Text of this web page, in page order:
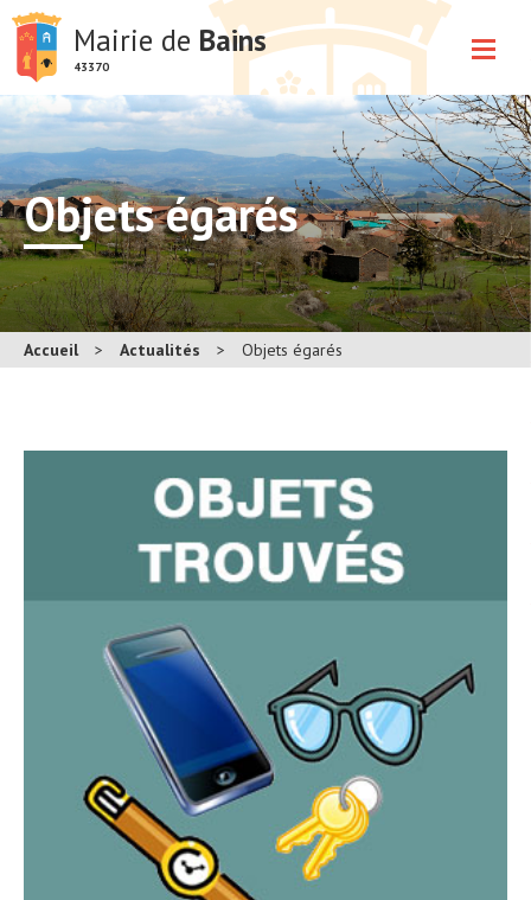
Mairie de Bains
43370
Objets égarés
Accueil > Actualités > Objets égarés